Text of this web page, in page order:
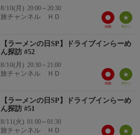
8/10(月) 20:00～20:30
旅チャンネル ＨＤ
【ラーメンの日SP】ドライブインらーめ
ん探訪 #52
8/10(月) 20:30～21:00
旅チャンネル ＨＤ
【ラーメンの日SP】ドライブインらーめ
ん探訪 #51
8/11(火) 01:00～01:30
旅チャンネル ＨＤ